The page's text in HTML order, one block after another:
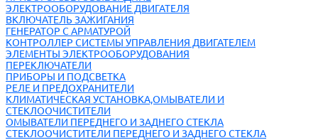
ЭЛЕКТРООБОРУДОВАНИЕ ДВИГАТЕЛЯ
ВКЛЮЧАТЕЛЬ ЗАЖИГАНИЯ
ГЕНЕРАТОР С АРМАТУРОЙ
КОНТРОЛЛЕР СИСТЕМЫ УПРАВЛЕНИЯ ДВИГАТЕЛЕМ
ЭЛЕМЕНТЫ ЭЛЕКТРООБОРУДОВАНИЯ
ПЕРЕКЛЮЧАТЕЛИ
ПРИБОРЫ И ПОДСВЕТКА
РЕЛЕ И ПРЕДОХРАНИТЕЛИ
КЛИМАТИЧЕСКАЯ УСТАНОВКА,ОМЫВАТЕЛИ И
СТЕКЛООЧИСТИТЕЛИ
ОМЫВАТЕЛИ ПЕРЕДНЕГО И ЗАДНЕГО СТЕКЛА
СТЕКЛООЧИСТИТЕЛИ ПЕРЕДНЕГО И ЗАДНЕГО СТЕКЛА